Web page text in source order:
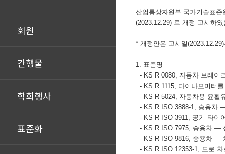
회원
간행물
학회행사
표준화
산업통상자원부 국가기술표준
(2023.12.29) 로 개정 고시하
* 개정안은 고시일
1. 표준명
- KS R 0080, 자동차 브레이
- KS R 1115, 다이나모미터
- KS R 5024, 자동차용 윤활
- KS R ISO 3888-1, 승용차 ―
- KS R ISO 3911, 공기 타이
- KS R ISO 7975, 승용차 ―
- KS R ISO 9816, 승용차 ―
- KS R ISO 12353-1, 도로